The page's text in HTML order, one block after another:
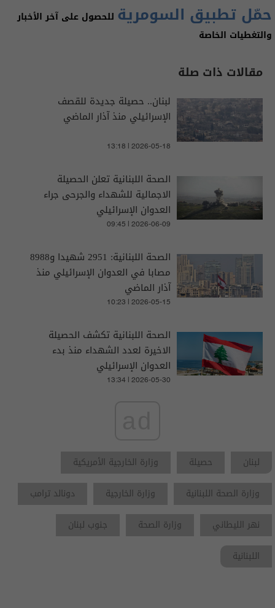
حمّل تطبيق السومرية للحصول على آخر الأخبار
والتغطيات الخاصة
مقالات ذات صلة
لبنان.. حصيلة جديدة للقصف
الإسرائيلي منذ آذار الماضي
13:18 | 2026-05-18
الصحة اللبنانية تعلن الحصيلة
الاجمالية للشهداء والجرحى جراء
العدوان الإسرائيلي
09:45 | 2026-06-09
الصحة اللبنانية: 2951 شهيدا و8988
مصابا في العدوان الإسرائيلي منذ
آذار الماضي
10:23 | 2026-05-15
الصحة اللبنانية تكشف الحصيلة
الاخيرة لعدد الشهداء منذ بدء
العدوان الإسرائيلي
13:34 | 2026-05-30
لبنان حصيلة
وزارة الخارجية الأمريكية
وزارة الصحة اللبنانية
وزارة الخارجية
دونالد ترامب
نهر الليطاني
وزارة الصحة
جنوب لبنان
اللبنانية